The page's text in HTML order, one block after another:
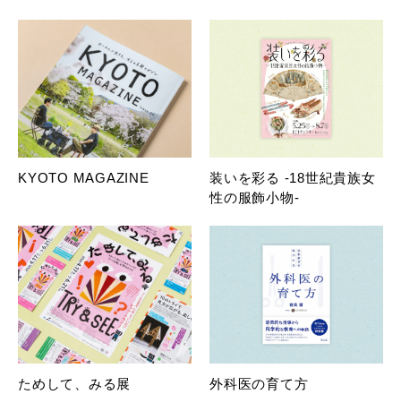
KYOTO MAGAZINE
装いを彩る -18世紀貴族女
性の服飾小物-
ためして、みる展 外科医の育て方